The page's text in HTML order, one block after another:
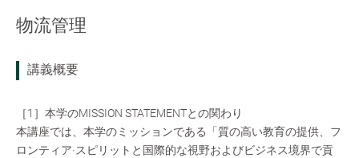
物流管理
講義概要
［1］本学のMISSION STATEMENTとの関わり
本講座では、本学のミッションである「質の高い教育の提供、フ
ロンティア‧スピリットと国際的な視野およびビジネス境界で貢